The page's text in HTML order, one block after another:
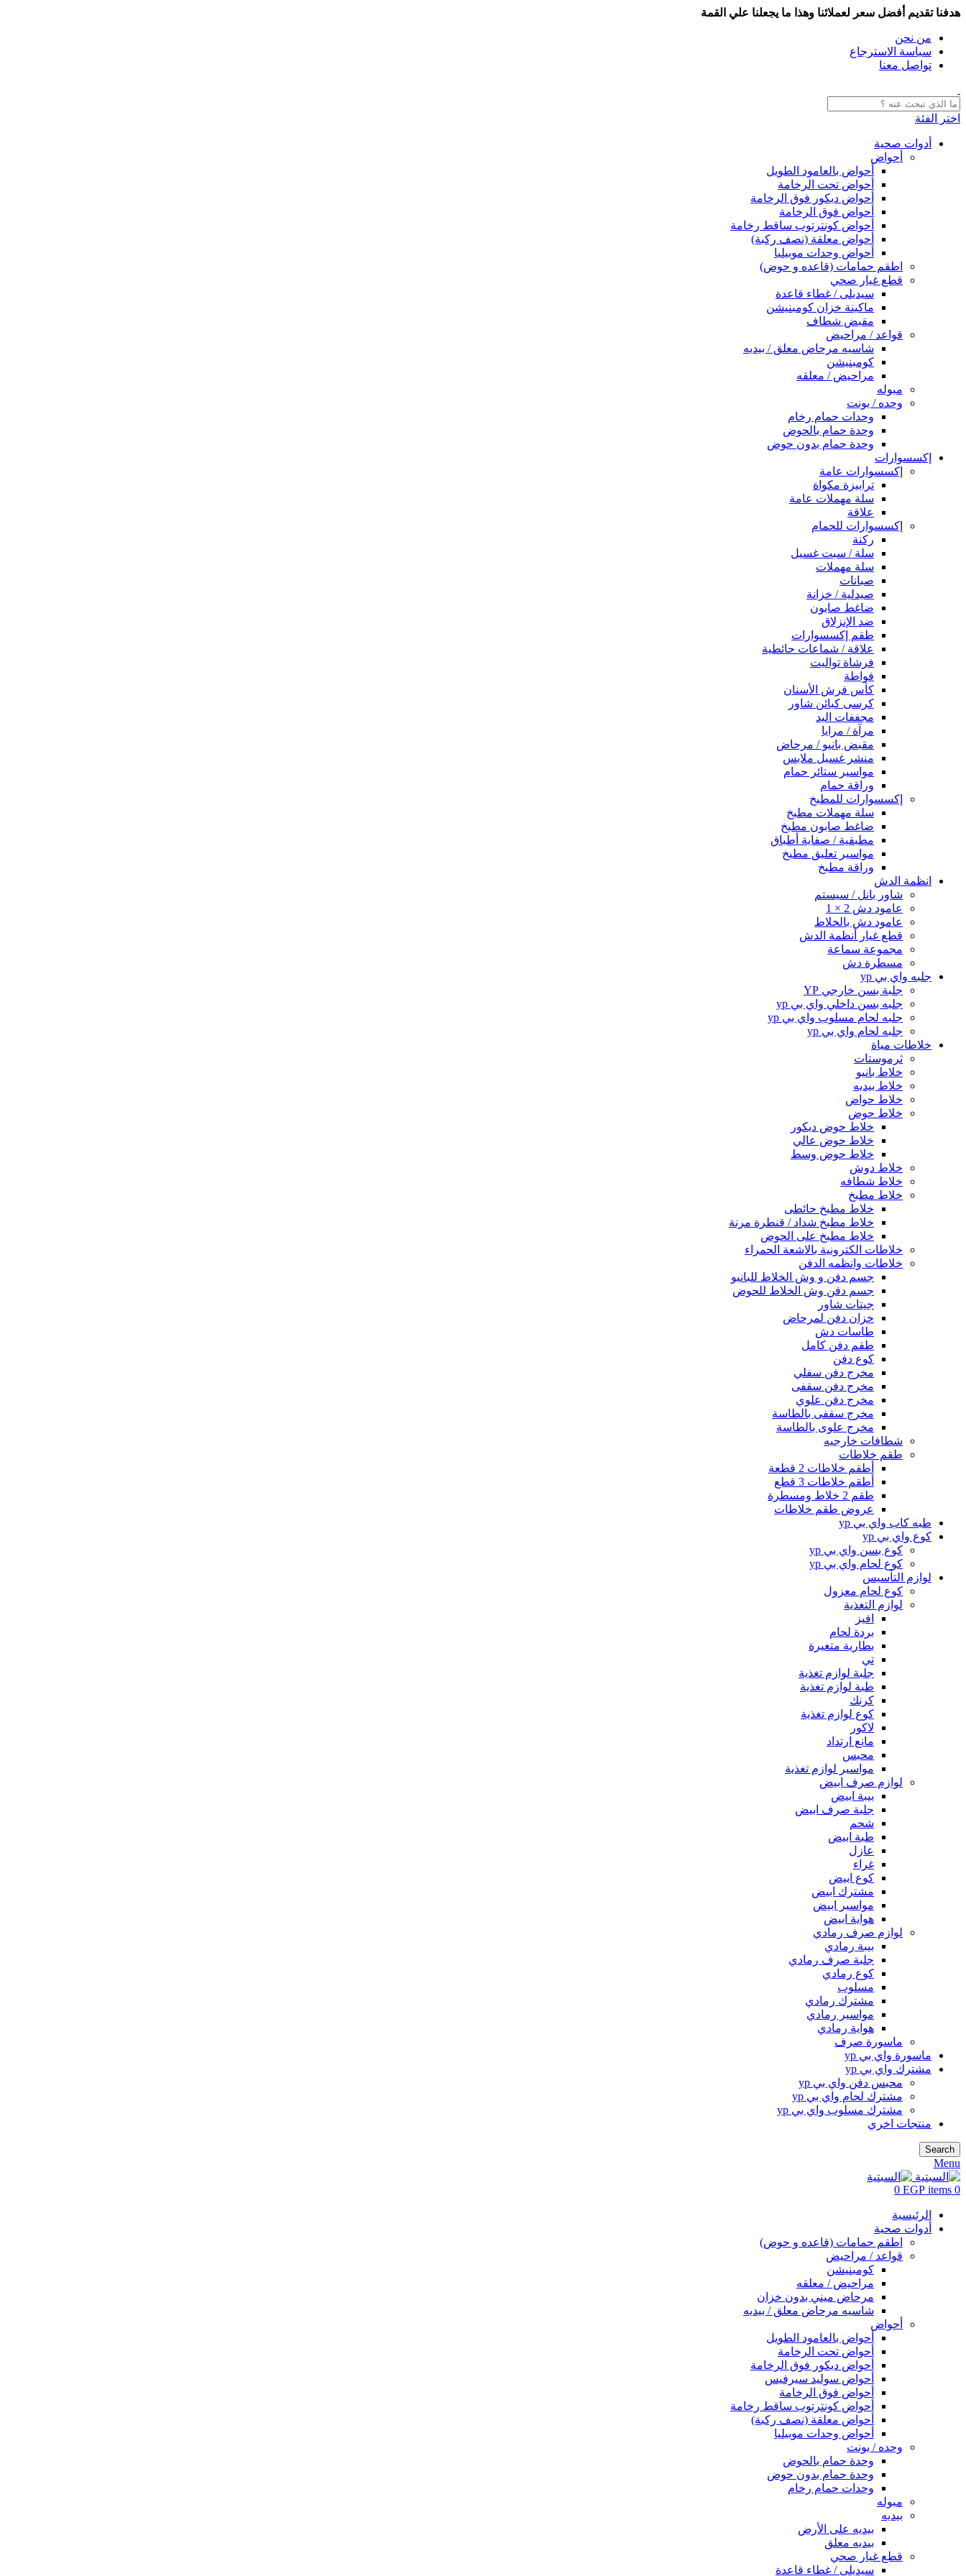
هدفنا تقديم أفضل سعر لعملائنا وهذا ما يجعلنا علي القمة
من نحن
سياسة الاسترجاع
تواصل معنا
اختر الفئة
أدوات صحية
أحواض
أحواض بالعامود الطويل
أحواض تحت الرخامة
أحواض ديكور فوق الرخامة
أحواض فوق الرخامة
أحواض كونترتوب ساقط رخامة
أحواض معلقة (نصف ركبة)
أحواض وحدات موبيليا
اطقم حمامات (قاعده و حوض)
قطع غيار صحي
سيديلى / غطاء قاعدة
ماكينة خزان كومبنيشن
مقبض شطاف
قواعد / مراحيض
شاسيه مرحاض معلق / بيديه
كومبنيشن
مراحيض / معلقه
مبوله
وحده / يونت
وحدات حمام رخام
وحدة حمام بالحوض
وحدة حمام بدون حوض
إكسسوارات
إكسسوارات عامة
ترابيزة مكواة
سلة مهملات عامة
علاقة
إكسسوارات للحمام
ركنة
سلة / سبت غسيل
سلة مهملات
صبانات
صيدلية / خزانة
ضاغط صابون
ضد الإنزلاق
طقم إكسسوارات
علاقة / شماعات حائطية
فرشاة تواليت
فواطة
كأس فرش الأسنان
كرسى كبائن شاور
مجففات اليد
مرآة / مرايا
مقبض بانيو / مرحاض
منشر غسيل ملابس
مواسير ستائر حمام
وراقة حمام
إكسسوارات للمطبخ
سلة مهملات مطبخ
ضاغط صابون مطبخ
مطبقية / صفاية أطباق
مواسير تعليق مطبخ
وراقة مطبخ
انظمة الدش
شاور بانل / سيستم
عامود دش 2 × 1
عامود دش بالخلاط
قطع غيار أنظمة الدش
مجموعة سماعة
مسطرة دش
جلبه واي بي yp
جلبة بسن خارجي YP
جلبه بسن داخلي واي بي yp
جلبه لحام مسلوب واي بي yp
جلبه لحام واي بي yp
خلاطات مياة
ثرموستات
خلاط بانيو
خلاط بيديه
خلاط حواض
خلاط حوض
خلاط حوض ديكور
خلاط حوض عالي
خلاط حوض وسط
خلاط دوش
خلاط شطافه
خلاط مطبخ
خلاط مطبخ حائطى
خلاط مطبخ شداد / قنطرة مرنة
خلاط مطبخ على الحوض
خلاطات الكترونية بالاشعة الحمراء
خلاطات وانظمه الدفن
جسم دفن و وش الخلاط للبانيو
جسم دفن وش الخلاط للحوض
جيتات شاور
خزان دفن لمرحاض
طاسات دش
طقم دفن كامل
كوع دفن
مخرج دفن سفلي
مخرج دفن سقفى
مخرج دفن علوي
مخرج سقفى بالطاسة
مخرج علوى بالطاسة
شطافات خارجيه
طقم خلاطات
أطقم خلاطات 2 قطعة
أطقم خلاطات 3 قطع
طقم 2 خلاط ومسطرة
عروض طقم خلاطات
طبه كاب واي بي yp
كوع واي بي yp
كوع بسن واي بي yp
كوع لحام واي بي yp
لوازم التأسيس
كوع لحام معزول
لوازم التغذية
افيز
بردة لحام
بطارية متغيرة
تي
جلبة لوازم تغذية
طبة لوازم تغذية
كرنك
كوع لوازم تغذية
لاكور
مانع ارتداد
محبس
مواسير لوازم تغذية
لوازم صرف ابيض
بيبة ابيض
جلبة صرف ابيض
شحم
طبة ابيض
عازل
غراء
كوع ابيض
مشترك ابيض
مواسير ابيض
هواية ابيض
لوازم صرف رمادي
بيبة رمادي
جلبة صرف رمادي
كوع رمادي
مسلوب
مشترك رمادي
مواسير رمادي
هواية رمادي
ماسورة صرف
ماسورة واي بي yp
مشترك واي بي yp
محبس دفن واي بي yp
مشترك لحام واي بي yp
مشترك مسلوب واي بي yp
منتجات اخري
Search
Menu
0
items
0 EGP
الرئيسية
أدوات صحية
اطقم حمامات (قاعده و حوض)
قواعد / مراحيض
كومبنيشن
مراحيض / معلقه
مرحاض ميني بدون خزان
شاسيه مرحاض معلق / بيديه
أحواض
أحواض بالعامود الطويل
أحواض تحت الرخامة
أحواض ديكور فوق الرخامة
أحواض سوليد سيرفيس
أحواض فوق الرخامة
أحواض كونترتوب ساقط رخامة
أحواض معلقة (نصف ركبة)
أحواض وحدات موبيليا
وحده / يونت
وحدة حمام بالحوض
وحدة حمام بدون حوض
وحدات حمام رخام
مبوله
بيديه
بيديه على الأرض
بيديه معلق
قطع غيار صحي
سيديلى / غطاء قاعدة